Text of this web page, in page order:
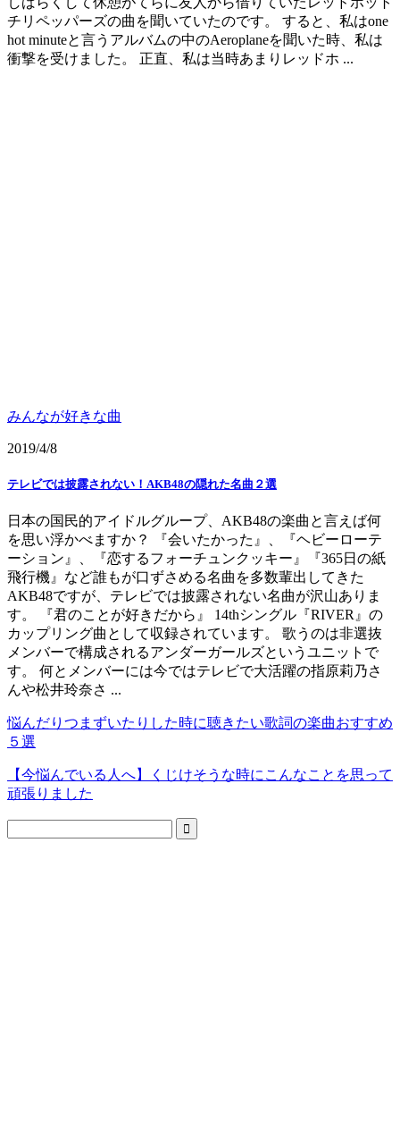
チリペッパーズの曲を聞いていたのです。 すると、私はone
hot minuteと言うアルバムの中のAeroplaneを聞いた時、私は
衝撃を受けました。 正直、私は当時あまりレッドホ ...
みんなが好きな曲
2019/4/8
テレビでは披露されない！AKB48の隠れた名曲２選
日本の国民的アイドルグループ、AKB48の楽曲と言えば何
を思い浮かべますか？ 『会いたかった』、『ヘビーローテ
ーション』、『恋するフォーチュンクッキー』『365日の紙
飛行機』など誰もが口ずさめる名曲を多数輩出してきた
AKB48ですが、テレビでは披露されない名曲が沢山ありま
す。 『君のことが好きだから』 14thシングル『RIVER』の
カップリング曲として収録されています。 歌うのは非選抜
メンバーで構成されるアンダーガールズというユニットで
す。 何とメンバーには今ではテレビで大活躍の指原莉乃さ
んや松井玲奈さ ...
悩んだりつまずいたりした時に聴きたい歌詞の楽曲おすすめ
５選
【今悩んでいる人へ】くじけそうな時にこんなことを思って
頑張りました